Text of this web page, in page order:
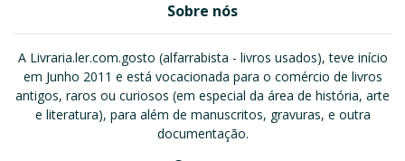
Sobre nós
A Livraria.ler.com.gosto (alfarrabista - livros usados), teve início
em Junho 2011 e está vocacionada para o comércio de livros
antigos, raros ou curiosos (em especial da área de história, arte
e literatura), para além de manuscritos, gravuras, e outra
documentação.